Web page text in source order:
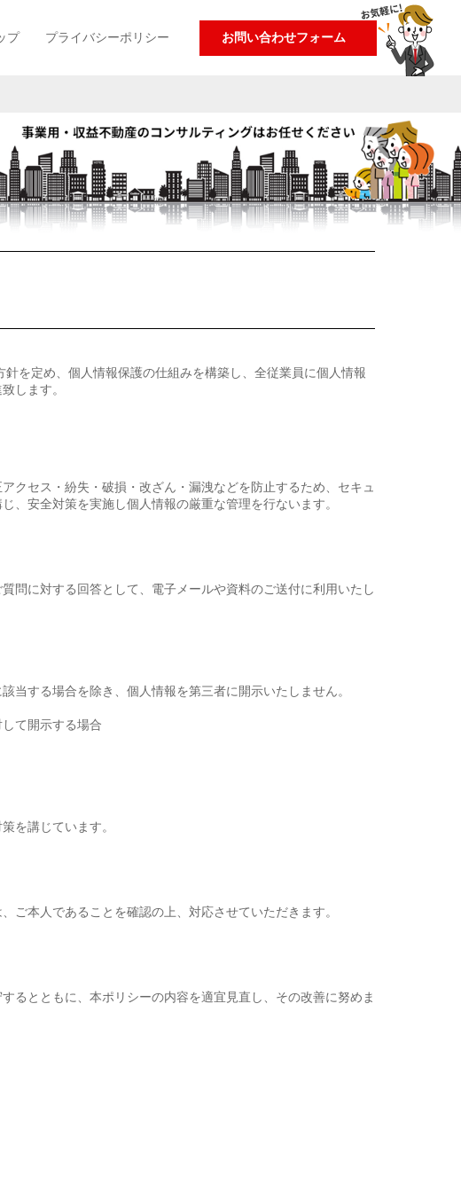
お問い合わせフォーム
プ プライバシーポリシー
を定め、個人情報保護の仕組みを構築し、全従業員に個人情報
します。
クセス・紛失・破損・改ざん・漏洩などを防止するため、セキュ
、安全対策を実施し個人情報の厳重な管理を行ないます。
問に対する回答として、電子メールや資料のご送付に利用いたし
当する場合を除き、個人情報を第三者に開示いたしません。
て開示する場合
を講じています。
ご本人であることを確認の上、対応させていただきます。
るとともに、本ポリシーの内容を適宜見直し、その改善に努めま